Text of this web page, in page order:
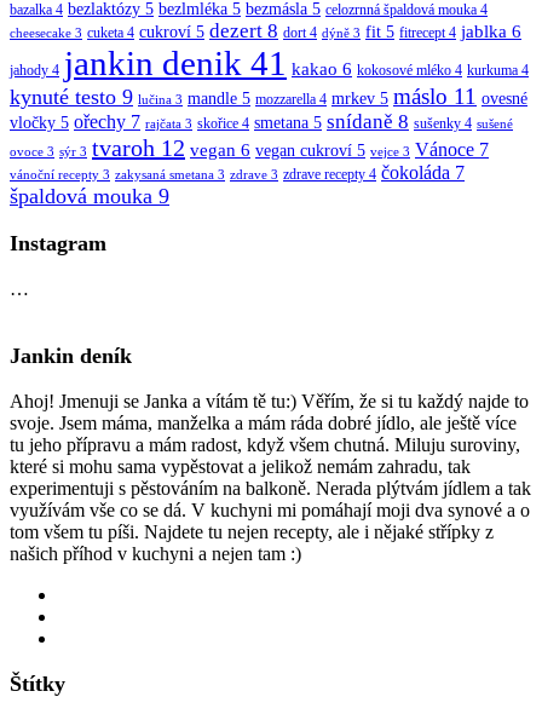
bazalka 4 bezlaktózy 5 bezlmléka 5 bezmásla 5 celozrnná špaldová mouka 4
cheesecake 3 cuketa 4 cukroví 5 dezert 8 dort4 dýně 3 fit 5 fitrecept4 jablka 6
jahody 4 jankin denik 41 kakao 6 kokosové mléko 4 kurkuma 4
kynuté testo 9 lučina 3 mandle 5 mozzarella 4 mrkev 5 máslo 11 ovesné
vločky 5 ořechy 7 rajčata 3 skořice 4 smetana 5 snídaně 8 sušenky 4 sušené
ovoce 3 sýr 3 tvaroh 12 vegan 6 vegan cukroví 5 vejce 3 Vánoce 7
vánoční recepty 3 zakysaná smetana 3 zdrave 3 zdrave recepty 4 čokoláda 7
špaldová mouka 9
Instagram
…
Jankin deník
Ahoj! Jmenuji se Janka a vítám tě tu:) Věřím, že si tu každý najde to
svoje. Jsem máma, manželka a mám ráda dobré jídlo, ale ještě více
tu jeho přípravu a mám radost, když všem chutná. Miluju suroviny,
které si mohu sama vypěstovat a jelikož nemám zahradu, tak
experimentuji s pěstováním na balkoně. Nerada plýtvám jídlem a tak
využívám vše co se dá. V kuchyni mi pomáhají moji dva synové a o
tom všem tu píši. Najdete tu nejen recepty, ale i nějaké střípky z
našich příhod v kuchyni a nejen tam :)
Štítky